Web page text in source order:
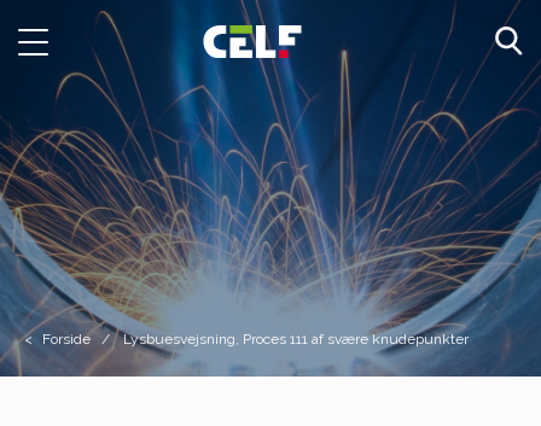
Toggle
navigation
Forside Lysbuesvejsning, Proces 111 af svære knudepunkter